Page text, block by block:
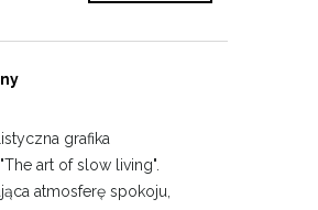
grafika
art of slow living".
atmosferę spokoju,